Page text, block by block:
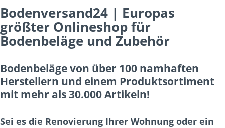
Bodenversand24 | Europas
größter Onlineshop für
Bodenbeläge und Zubehör
Bodenbeläge von über 100 namhaften
Herstellern und einem Produktsortiment
mit mehr als 30.000 Artikeln!
Sei es die Renovierung Ihrer Wohnung oder ein